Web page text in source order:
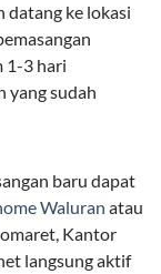
Paket
lengkap,
yang
adalah Paket
GB, Anda
keluarga
datang ke lokasi
1-3 hari
yang sudah
baru dapat
Waluran atau
Kantor
langsung aktif